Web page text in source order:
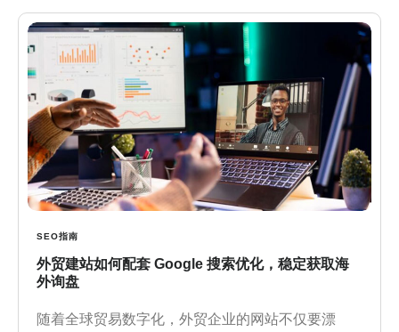
SEO指南
外贸建站如何配套 Google 搜索优化，稳定获取海
外询盘
随着全球贸易数字化，外贸企业的网站不仅要漂